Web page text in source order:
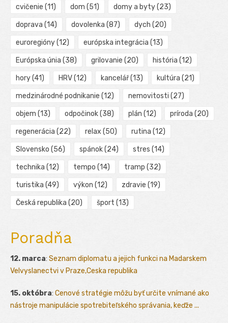
cvičenie (11) dom (51) domy a byty(23)
doprava (14) dovolenka (87) dych (20)
euroregióny(12) európska integrácia (13)
Európska únia (38) grilovanie (20) história (12)
hory(41) HRV(12) kancelář(13) kultúra (21)
medzinárodné podnikanie (12) nemovitosti (27)
objem (13) odpočinok(38) plán (12) príroda (20)
regenerácia (22) relax (50) rutina (12)
Slovensko (56) spánok(24) stres (14)
technika (12) tempo (14) tramp (32)
turistika (49) výkon (12) zdravie (19)
Česká republika (20) šport (13)
Poradňa
12. marca: Seznam diplomatu a jejich funkci na Madarskem
Velvyslanectvi v Praze,Ceska republika
15. októbra: Cenové stratégie môžu byť určite vnímané ako
nástroje manipulácie spotrebiteľského správania, keďže ...